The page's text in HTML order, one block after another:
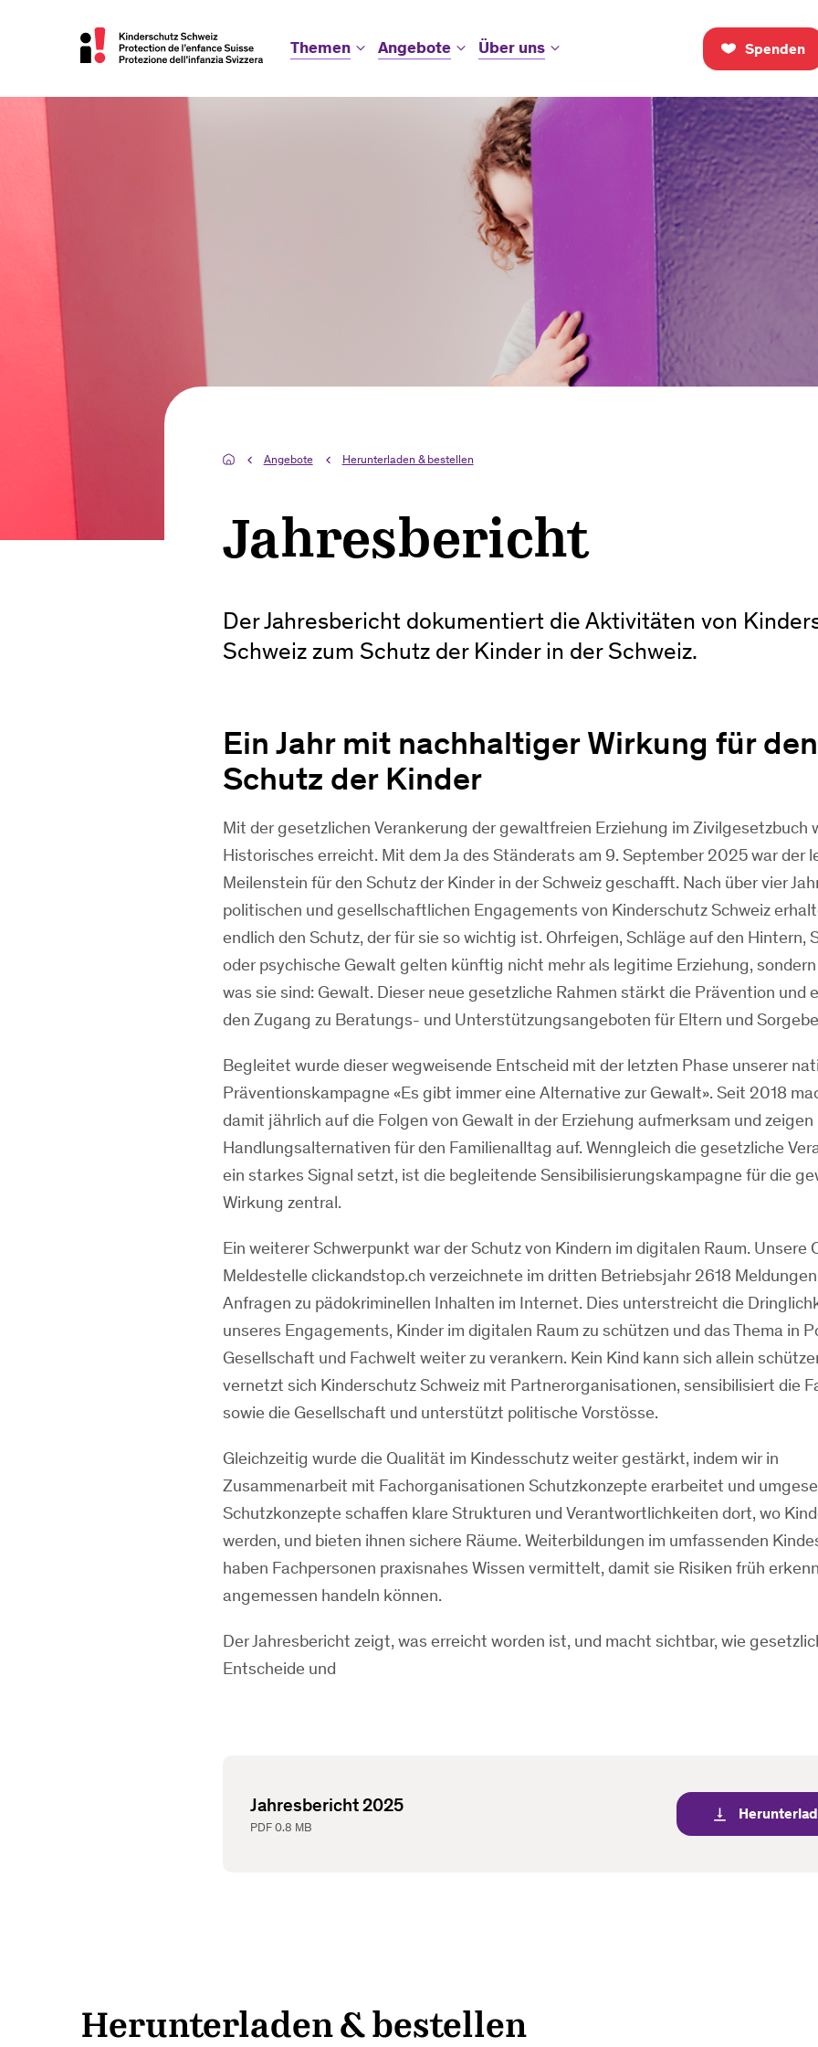
Spenden
Themen Angebote Über uns
Angebote Herunterladen & bestellen
Jahresbericht
Der Jahresbericht dokumentiert die Aktivitäten von
Schweiz zum Schutz der Kinder in der Schweiz.
Ein Jahr mit nachhaltiger Wirkung für den
Schutz der Kinder
Mit der gesetzlichen Verankerung der gewaltfreien Erziehung im Zivilgesetzbuch
Historisches erreicht. Mit dem Ja des Ständerats am 9. September 2025 war der
Meilenstein für den Schutz der Kinder in der Schweiz geschafft. Nach über vier
politischen und gesellschaftlichen Engagements von Kinderschutz Schweiz
endlich den Schutz, der für sie so wichtig ist. Ohrfeigen, Schläge auf den Hintern,
oder psychische Gewalt gelten künftig nicht mehr als legitime Erziehung, sondern
was sie sind: Gewalt. Dieser neue gesetzliche Rahmen stärkt die Prävention und
den Zugang zu Beratungs- und Unterstützungsangeboten für Eltern und
Begleitet wurde dieser wegweisende Entscheid mit der letzten Phase unserer
Präventionskampagne «Es gibt immer eine Alternative zur Gewalt». Seit 2018
damit jährlich auf die Folgen von Gewalt in der Erziehung aufmerksam und
Handlungsalternativen für den Familienalltag auf. Wenngleich die gesetzliche
ein starkes Signal setzt, ist die begleitende Sensibilisierungskampagne für die
Wirkung zentral.
Ein weiterer Schwerpunkt war der Schutz von Kindern im digitalen Raum. Unsere
Meldestelle clickandstop.ch verzeichnete im dritten Betriebsjahr 2618
Anfragen zu pädokriminellen Inhalten im Internet. Dies unterstreicht die
unseres Engagements, Kinder im digitalen Raum zu schützen und das Thema in
Gesellschaft und Fachwelt weiter zu verankern. Kein Kind kann sich allein
vernetzt sich Kinderschutz Schweiz mit Partnerorganisationen, sensibilisiert die
sowie die Gesellschaft und unterstützt politische Vorstösse.
Gleichzeitig wurde die Qualität im Kindesschutz weiter gestärkt, indem wir in
Zusammenarbeit mit Fachorganisationen Schutzkonzepte erarbeitet und
Schutzkonzepte schaffen klare Strukturen und Verantwortlichkeiten dort, wo
werden, und bieten ihnen sichere Räume. Weiterbildungen im umfassenden
haben Fachpersonen praxisnahes Wissen vermittelt, damit sie Risiken früh
angemessen handeln können.
Der Jahresbericht zeigt, was erreicht worden ist, und macht sichtbar, wie
Entscheide und
Jahresbericht 2025
PDF 0.8 MB
vertical_align_bottom
Herunterladen & bestellen